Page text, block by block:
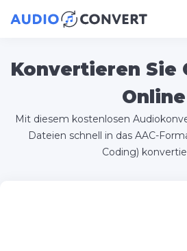
Konvertieren Sie
Online
Mit diesem kostenlosen
Dateien schnell in das AAC-
Coding)